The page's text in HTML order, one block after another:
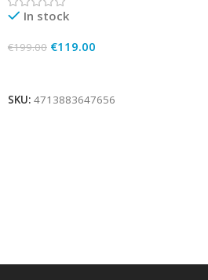
In stock
€199.00 €119.00
SKU: 4713883647656